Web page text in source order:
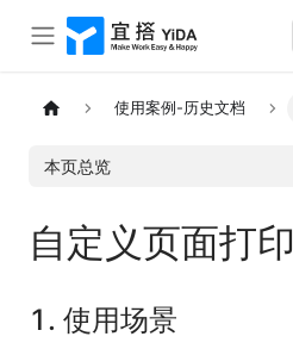
使用案例-历史文档
本页总览
自定义页面打印
1. 使用场景